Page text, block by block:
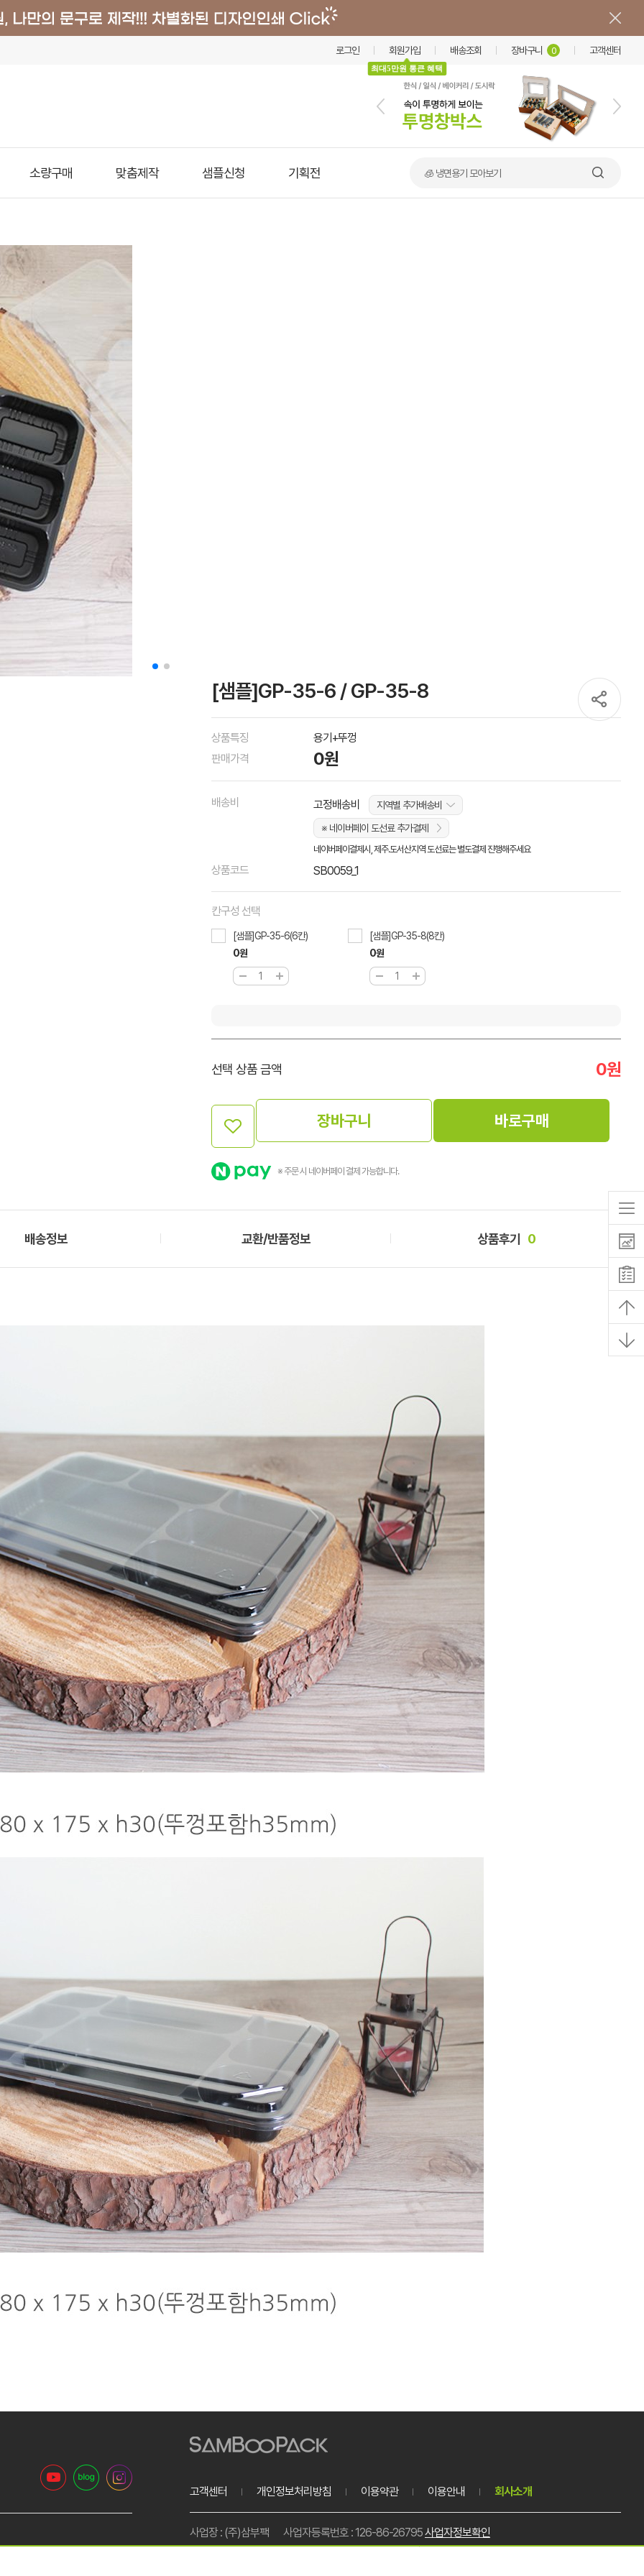
로그인 회원가입
최대5만원 통큰 혜택
배송조회 장바구니 0 고객센터
소량구매 맞춤제작 샘플신청 기획전 🍲 덮밥·비빔밥 가마솥용기
[샘플]GP-35-6 / GP-35-8
상품특징
용기+뚜껑
판매가격
0원
배송비 고정배송비
지역별 추가배송비
※ 네이버페이 도선료 추가결제
네이버페이결제시, 제주.도서산지역 도선료는 별도결제 진행해주세요
상품코드 SB0059_1
칸구성 선택
[샘플]GP-35-6(6칸)
0원
[샘플]GP-35-8(8칸)
0원
선택 상품 금액 0원
장바구니 바로구매
※ 주문 시 네이버페이 결제 가능합니다.
배송정보 교환/반품정보 상품후기 0
은행 1005-801-612277
고객센터 개인정보처리방침 이용약관 이용안내 회사소개
사업장 : (주)삼부팩 사업자등록번호 : 126-86-26795사업자정보확인
고객센터 : 1599-4939
팩스번호 : 0303-3449-4939
메일 : samboopack@naver.com